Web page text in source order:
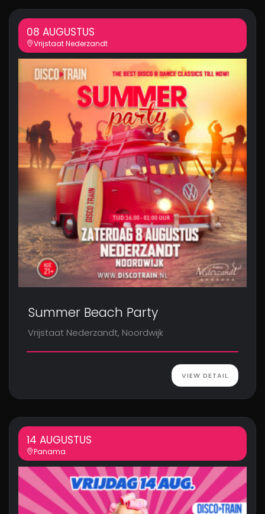
08 AUGUSTUS
Vrijstaat Nederzandt
Summer Beach Party
Vrijstaat Nederzandt, Noordwijk
VIEW DETAIL
14 AUGUSTUS
Panama